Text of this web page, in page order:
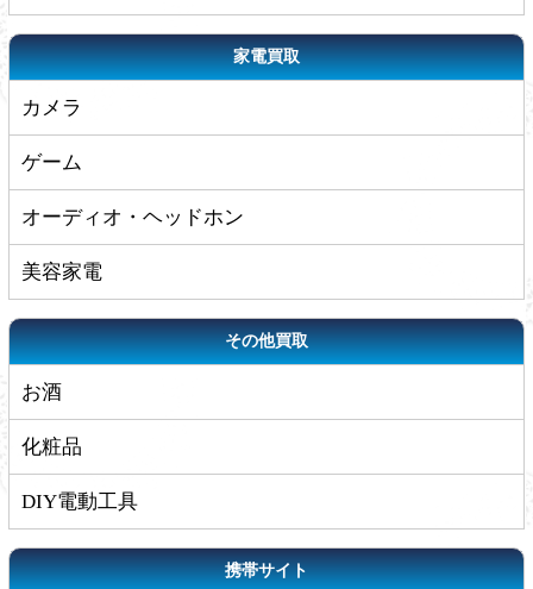
家電買取
カメラ
ゲーム
オーディオ・ヘッドホン
美容家電
その他買取
お酒
化粧品
DIY電動工具
携帯サイト